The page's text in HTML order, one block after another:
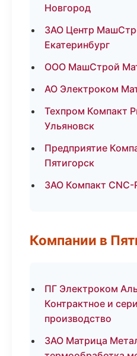
Новгород
ЗАО Центр
Екатеринбург
ООО МашСтрой
АО Электроком
Техпром Компакт
Ульяновск
Предприятие
Пятигорск
ЗАО Компакт
Компании в
ПГ Электроком
Контрактное и
производство
ЗАО Матрица